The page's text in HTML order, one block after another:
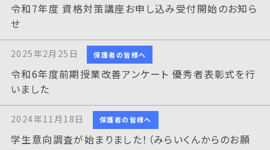
令和7年度 資格対策講座お申し込み受付開始のお知ら
せ
2025年2月25日 保護者の皆様へ
令和6年度前期授業改善アンケート 優秀者表彰式を行
いました
2024年11月18日 保護者の皆様へ
学生意向調査が始まりました！（みらいくんからのお願